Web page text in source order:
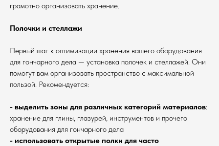
грамотно организовать хранение.
Полочки и стеллажи
Первый шаг к оптимизации хранения вашего оборудования
для гончарного дела — установка полочек и стеллажей. Они
помогут вам организовать пространство с максимальной
пользой. Рекомендуется:
- выделить зоны для различных категорий материалов:
хранение для глины, глазурей, инструментов и прочего
оборудования для гончарного дела
- использовать открытые полки для часто